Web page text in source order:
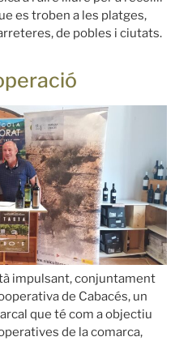
es troben a les platges,
de pobles i ciutats.
impulsant, conjuntament
de Cabacés, un
que té com a objectiu
de la comarca,